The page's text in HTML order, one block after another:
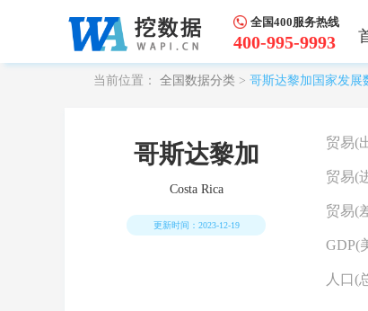
全国400服务热线
400-995-9993
当前位置： 全国数据分类 > 哥斯达黎加国家发展
哥斯达黎加
Costa Rica
更新时间：2023-12-19
贸易(
贸易(
贸易(
GDP(
人口(